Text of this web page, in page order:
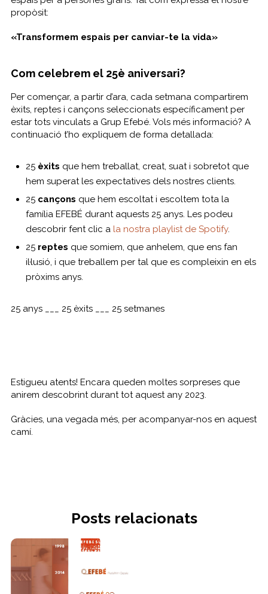
propòsit:
«Transformem espais per canviar-te la vida»
Com celebrem el 25è aniversari?
Per començar, a partir d’ara, cada setmana compartirem
èxits, reptes i cançons seleccionats específicament per
estar tots vinculats a Grup Efebé. Vols més informació? A
continuació t’ho expliquem de forma detallada:
25 èxits que hem treballat, creat, suat i sobretot que
hem superat les expectatives dels nostres clients.
25 cançons que hem escoltat i escoltem tota la
família EFEBÉ durant aquests 25 anys. Les podeu
descobrir fent clic a la nostra playlist de Spotify.
25 reptes que somiem, que anhelem, que ens fan
il·lusió, i que treballem per tal que es compleixin en els
pròxims anys.
25 anys ___ 25 èxits ___ 25 setmanes
Estigueu atents! Encara queden moltes sorpreses que
anirem descobrint durant tot aquest any 2023.
Gràcies, una vegada més, per acompanyar-nos en aquest
camí.
Posts relacionats